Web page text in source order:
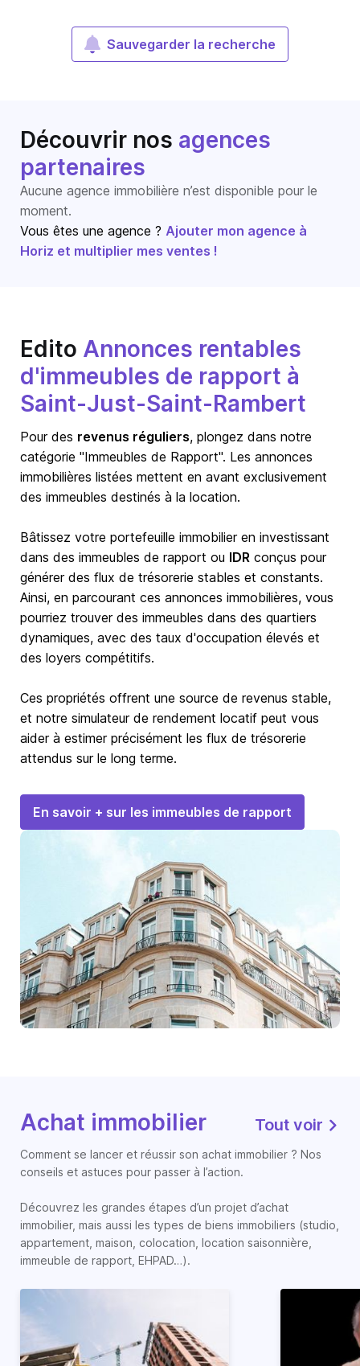
Sauvegarder la recherche
Découvrir nos agences
partenaires
Aucune agence immobilière n’est disponible pour le
moment.
Vous êtes une agence ? Ajouter mon agence à
Horiz et multiplier mes ventes !
Edito Annonces rentables
d'immeubles de rapport à
Saint-Just-Saint-Rambert
Pour des revenus réguliers, plongez dans notre
catégorie "Immeubles de Rapport". Les annonces
immobilières listées mettent en avant exclusivement
des immeubles destinés à la location.
Bâtissez votre portefeuille immobilier en investissant
dans des immeubles de rapport ou IDR conçus pour
générer des flux de trésorerie stables et constants.
Ainsi, en parcourant ces annonces immobilières, vous
pourriez trouver des immeubles dans des quartiers
dynamiques, avec des taux d'occupation élevés et
des loyers compétitifs.
Ces propriétés offrent une source de revenus stable,
et notre simulateur de rendement locatif peut vous
aider à estimer précisément les flux de trésorerie
attendus sur le long terme.
En savoir + sur les immeubles de rapport
Achat immobilier Tout voir
Comment se lancer et réussir son achat immobilier ? Nos
conseils et astuces pour passer à l’action.
Découvrez les grandes étapes d’un projet d’achat
immobilier, mais aussi les types de biens immobiliers (studio,
appartement, maison, colocation, location saisonnière,
immeuble de rapport, EHPAD…).